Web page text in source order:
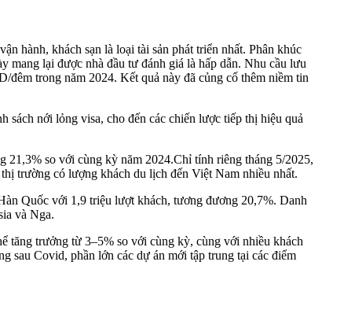
hành, khách sạn là loại tài sản phát triển nhất. Phân khúc
mang lại được nhà đầu tư đánh giá là hấp dẫn. Nhu cầu lưu
đêm trong năm 2024. Kết quả này đã củng cố thêm niềm tin
nới lỏng visa, cho đến các chiến lược tiếp thị hiệu quả
so với cùng kỳ năm 2024.Chỉ tính riêng tháng 5/2025,
trường có lượng khách du lịch đến Việt Nam nhiều nhất.
Quốc với 1,9 triệu lượt khách, tương đương 20,7%. Danh
và Nga.
tăng trưởng từ 3–5% so với cùng kỳ, cùng với nhiều khách
sau Covid, phần lớn các dự án mới tập trung tại các điểm